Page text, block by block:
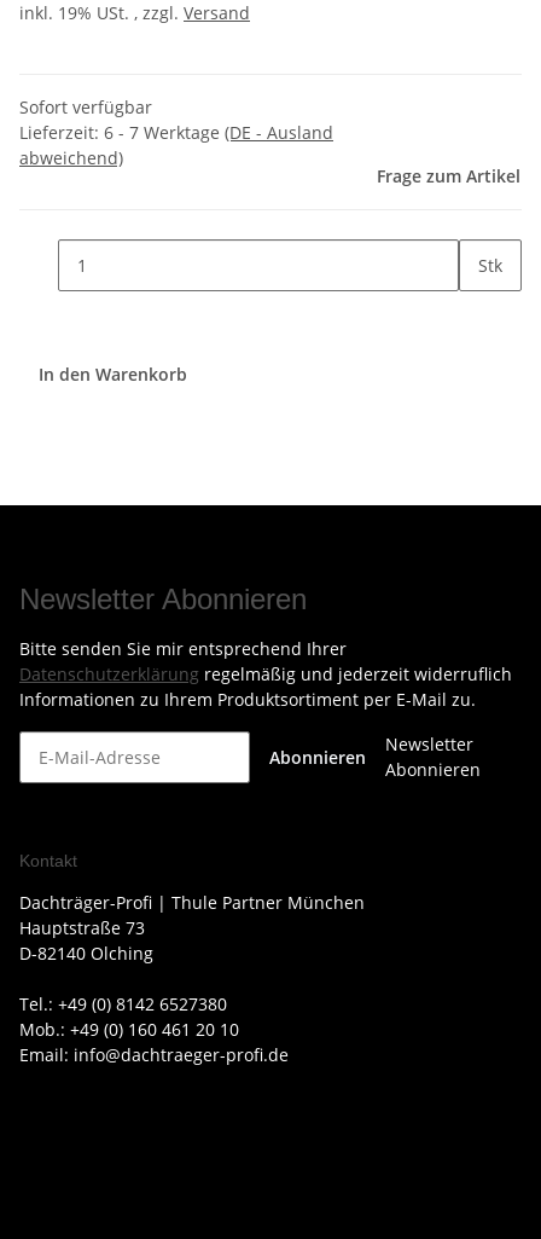
inkl. 19% USt. , zzgl. Versand
Sofort verfügbar
Lieferzeit: 6 - 7 Werktage (DE - Ausland
abweichend)
Frage zum Artikel
Stk
In den Warenkorb
Newsletter Abonnieren
Bitte senden Sie mir entsprechend Ihrer
Datenschutzerklärung regelmäßig und jederzeit widerruflich
Informationen zu Ihrem Produktsortiment per E-Mail zu.
Abonnieren
Newsletter
Abonnieren
Kontakt
Dachträger-Profi | Thule Partner München
Hauptstraße 73
D-82140 Olching
Tel.: +49 (0) 8142 6527380
Mob.: +49 (0) 160 461 20 10
Email: info@dachtraeger-profi.de